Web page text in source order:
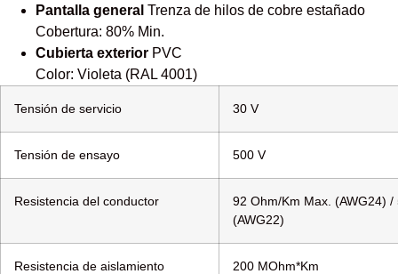
Pantalla general Trenza de hilos de cobre estañado
Cobertura: 80% Min.
Cubierta exterior PVC
Color: Violeta (RAL 4001)
Tensión de servicio 30 V
Tensión de ensayo 500 V
Resistencia del conductor
92 Ohm/Km Max. (AWG24)
(AWG22)
Resistencia de aislamiento 200 MOhm*Km